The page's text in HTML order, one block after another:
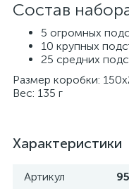
Состав
5 огромных
10 крупных
25 средних
Размер коробки:
Вес: 135 г
Характеристики
Артикул